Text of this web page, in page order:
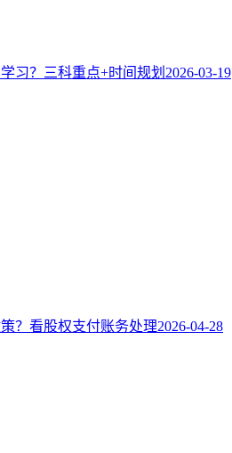
习？三科重点+时间规划 2026-03-19
？看股权支付账务处理2026-04-28